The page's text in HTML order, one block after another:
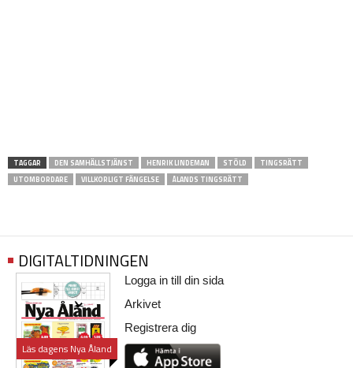
TAGGAR DEN SAMHÄLLSTJÄNST HENRIK LINDEMAN STÖLD
TINGSRÄTT
UTOMBORDARE
VILLKORLIGT FÄNGELSE ÅLANDS TINGSRÄTT
DIGITALTIDNINGEN
Läs dagens Nya Åland
Logga in till din sida
Arkivet
Registrera dig